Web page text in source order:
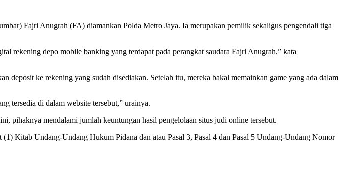
Fajri Anugrah (FA) diamankan Polda Metro Jaya. Ia merupakan pemilik sekaligus pengendali tiga
rekening depo mobile banking yang terdapat pada perangkat saudara Fajri Anugrah,” kata
ke rekening yang sudah disediakan. Setelah itu, mereka bakal memainkan game yang ada dalam
tersedia di dalam website tersebut,” urainya.
pihaknya mendalami jumlah keuntungan hasil pengelolaan situs judi online tersebut.
Kitab Undang-Undang Hukum Pidana dan atau Pasal 3, Pasal 4 dan Pasal 5 Undang-Undang Nomor